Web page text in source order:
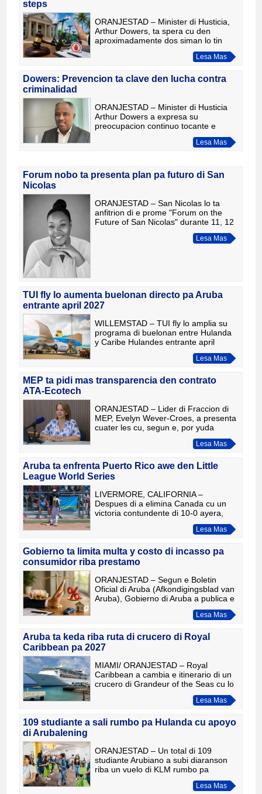
steps
ORANJESTAD – Minister di Husticia,
Arthur Dowers, ta spera cu den
aproximadamente dos siman lo tin
mas claridad den e caso hudicial cu ta
trata e operacion di e-stepnan na
Lesa Mas
Dowers: Prevencion ta clave den lucha contra
criminalidad
ORANJESTAD – Minister di Husticia
Arthur Dowers a expresa su
preocupacion continuo tocante e
reciente casonan di violencia y
asesinato na Aruba, pero a enfatisa cu
Lesa Mas
Forum nobo ta presenta plan pa futuro di San
Nicolas
ORANJESTAD – San Nicolas lo ta
anfitrion di e prome "Forum on the
Future of San Nicolas" durante 11, 12
y 13 di augustus, un iniciativa di
Suzette Dumfries cu ta reuniLesa Mas
TUI fly lo aumenta buelonan directo pa Aruba
entrante april 2027
WILLEMSTAD – TUI fly lo amplia su
programa di buelonan entre Hulanda
y Caribe Hulandes entrante april
2027. Pa Aruba, e aerolinea lo
aumenta e cantidad di buelonan
Lesa Mas
MEP ta pidi mas transparencia den contrato
ATA-Ecotech
ORANJESTAD – Lider di Fraccion di
MEP, Evelyn Wever-Croes, a presenta
cuater les cu, segun e, por yuda
fortalece bon gobernacion y
transparencia den e asunto rond di e
Lesa Mas
Aruba ta enfrenta Puerto Rico awe den Little
League World Series
LIVERMORE, CALIFORNIA –
Despues di a elimina Canada cu un
victoria contundente di 10-0 ayera,
Aruba ta bolbe den accion awe den e
Intermediate (50/70) Little League
Lesa Mas
Gobierno ta limita multa y costo di incasso pa
consumidor riba prestamo
ORANJESTAD – Segun e Boletin
Oficial di Aruba (Afkondigingsblad van
Aruba), Gobierno di Aruba a publica e
reglamento definitivo cu ta pone limite
riba varios costo adicional relaciona
Lesa Mas
Aruba ta keda riba ruta di crucero di Royal
Caribbean pa 2027
MIAMI/ ORANJESTAD – Royal
Caribbean a cambia e itinerario di un
crucero di Grandeur of the Seas cu lo
sali dia 23 di januari 2027. Boneiro a
wordo elimina for di e ruta y a wordo
Lesa Mas
109 studiante a sali rumbo pa Hulanda cu apoyo
di Arubalening
ORANJESTAD – Un total di 109
studiante Arubiano a subi diaranson
riba un vuelo di KLM rumbo pa
Hulanda, unda nan lo cuminsa un
etapa nobo den nan bida academico.
Lesa Mas